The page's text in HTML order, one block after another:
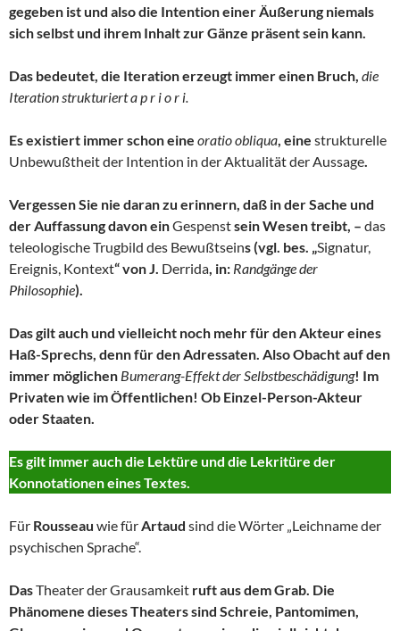
gegeben ist und also die Intention einer Äußerung niemals
sich selbst und ihrem Inhalt zur Gänze präsent sein kann.
Das bedeutet, die Iteration erzeugt immer einen Bruch, die
Iteration strukturiert a p r i o r i.
Es existiert immer schon eine oratio obliqua, eine strukturelle
Unbewußtheit der Intention in der Aktualität der Aussage.
Vergessen Sie nie daran zu erinnern, daß in der Sache und
der Auffassung davon einGespenstsein Wesen treibt, – das
teleologische Trugbild des Bewußtseins (vgl. bes. „Signatur,
Ereignis, Kontext“ von J. Derrida, in: Randgänge der
Philosophie).
Das gilt auch und vielleicht noch mehr für den Akteur eines
Haß-Sprechs, denn für den Adressaten. Also Obacht auf den
immer möglichen Bumerang-Effekt der Selbstbeschädigung! Im
Privaten wie im Öffentlichen! Ob Einzel-Person-Akteur
oder Staaten.
Es gilt immer auch die Lektüre und die Lekritüre der
Konnotationen eines Textes.
Für Rousseau wie fürArtaud sind die Wörter „Leichname der
psychischen Sprache“.
DasTheater der Grausamkeit ruft aus dem Grab. Die
Phänomene dieses Theaters sind Schreie, Pantomimen,